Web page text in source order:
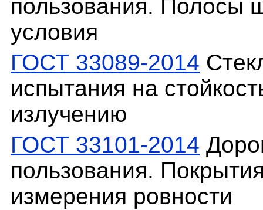
пользования. Полосы
условия
ГОСТ 33089-2014
испытания на
излучению
ГОСТ 33101-2014
пользования.
измерения ровности